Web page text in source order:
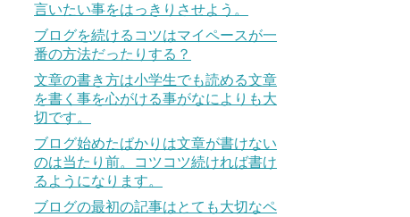
言いたい事をはっきりさせよう。
ブログを続けるコツはマイペースが一
番の方法だったりする？
文章の書き方は小学生でも読める文章
を書く事を心がける事がなによりも大
切です。
ブログ始めたばかりは文章が書けない
のは当たり前。コツコツ続ければ書け
るようになります。
ブログの最初の記事はとても大切なペ